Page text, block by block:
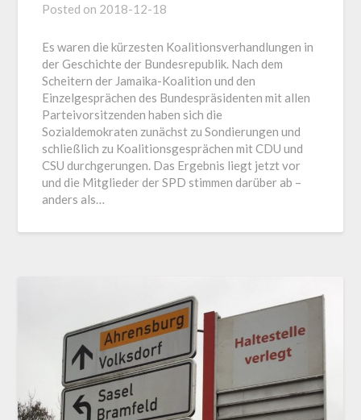
Posted on 2018-12-18
Es waren die kürzesten Koalitionsverhandlungen in
der Geschichte der Bundesrepublik. Nach dem
Scheitern der Jamaika-Koalition und den
Einzelgesprächen des Bundespräsidenten mit allen
Parteivorsitzenden haben sich die
Sozialdemokraten zunächst zu Sondierungen und
schließlich zu Koalitionsgesprächen mit CDU und
CSU durchgerungen. Das Ergebnis liegt jetzt vor
und die Mitglieder der SPD stimmen darüber ab –
anders als…